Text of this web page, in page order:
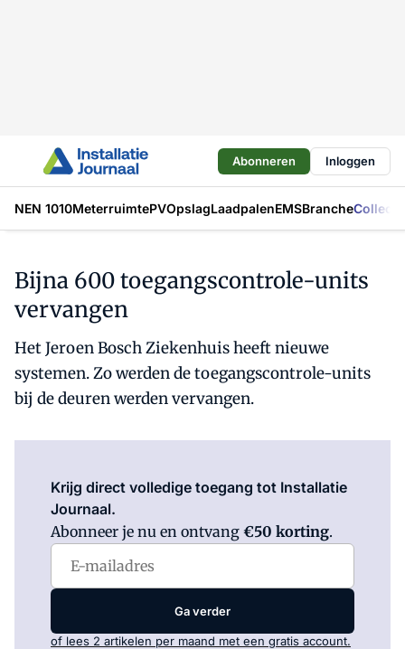
Abonneren Inloggen
NEN 1010MeterruimtePVOpslagLaadpalenEMSBranche
Bijna 600 toegangscontrole-units
vervangen
Het Jeroen Bosch Ziekenhuis heeft nieuwe
systemen. Zo werden de toegangscontrole-units
bij de deuren werden vervangen.
Krijg direct volledige toegang tot Installatie
Journaal.
Abonneer je nu en ontvang €50 korting.
Ga verder
of lees 2 artikelen per maand met een gratis account.